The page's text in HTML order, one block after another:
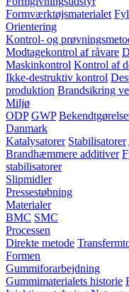
Formværktøjsmaterialet
Orientering
Kontrol- og
Modtagekontrol af råvare
Maskinkontrol Kontrol af
Ikke-destruktiv kontrol
produktion Brandsikring
Miljø
ODP GWP
Danmark
Katalysatorer Stabilisatorer
Brandhæmmere additiver
stabilisatorer
Slipmidler
Pressestøbning
Materialer
BMC SMC
Processen
Direkte metode
Formen
Gummiforarbejdning
Gummimaterialets historie